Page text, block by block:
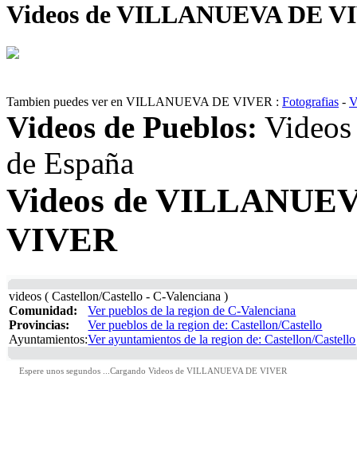
Videos de VILLANUEVA DE
Tambien puedes ver en VILLANUEVA DE VIVER : Fotografias -
Videos de Pueblos:
de España
Videos de
VIVER
videos ( Castellon/Castello - C-Valenciana )
Comunidad:
Ver pueblos de la region de C-Valenciana
Provincias:
Ver pueblos de la region de: Castellon/Castello
Ayuntamientos:Ver ayuntamientos de la region de: Castellon/Castello
Espere unos segundos ...Cargando Videos de VILLANUEVA DE VIVER